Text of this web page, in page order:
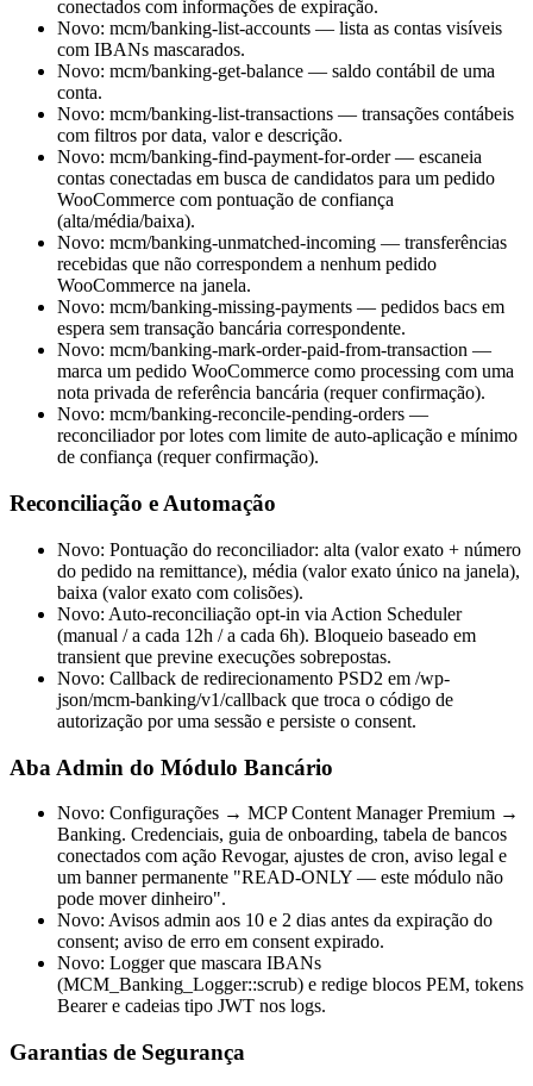
conectados com informações de expiração.
Novo: mcm/banking-list-accounts — lista as contas visíveis
com IBANs mascarados.
Novo: mcm/banking-get-balance — saldo contábil de uma
conta.
Novo: mcm/banking-list-transactions — transações contábeis
com filtros por data, valor e descrição.
Novo: mcm/banking-find-payment-for-order — escaneia
contas conectadas em busca de candidatos para um pedido
WooCommerce com pontuação de confiança
(alta/média/baixa).
Novo: mcm/banking-unmatched-incoming — transferências
recebidas que não correspondem a nenhum pedido
WooCommerce na janela.
Novo: mcm/banking-missing-payments — pedidos bacs em
espera sem transação bancária correspondente.
Novo: mcm/banking-mark-order-paid-from-transaction —
marca um pedido WooCommerce como processing com uma
nota privada de referência bancária (requer confirmação).
Novo: mcm/banking-reconcile-pending-orders —
reconciliador por lotes com limite de auto-aplicação e mínimo
de confiança (requer confirmação).
Reconciliação e Automação
Novo: Pontuação do reconciliador: alta (valor exato + número
do pedido na remittance), média (valor exato único na janela),
baixa (valor exato com colisões).
Novo: Auto-reconciliação opt-in via Action Scheduler
(manual / a cada 12h / a cada 6h). Bloqueio baseado em
transient que previne execuções sobrepostas.
Novo: Callback de redirecionamento PSD2 em /wp-
json/mcm-banking/v1/callback que troca o código de
autorização por uma sessão e persiste o consent.
Aba Admin do Módulo Bancário
Novo: Configurações → MCP Content Manager Premium →
Banking. Credenciais, guia de onboarding, tabela de bancos
conectados com ação Revogar, ajustes de cron, aviso legal e
um banner permanente "READ-ONLY — este módulo não
pode mover dinheiro".
Novo: Avisos admin aos 10 e 2 dias antes da expiração do
consent; aviso de erro em consent expirado.
Novo: Logger que mascara IBANs
(MCM_Banking_Logger::scrub) e redige blocos PEM, tokens
Bearer e cadeias tipo JWT nos logs.
Garantias de Segurança